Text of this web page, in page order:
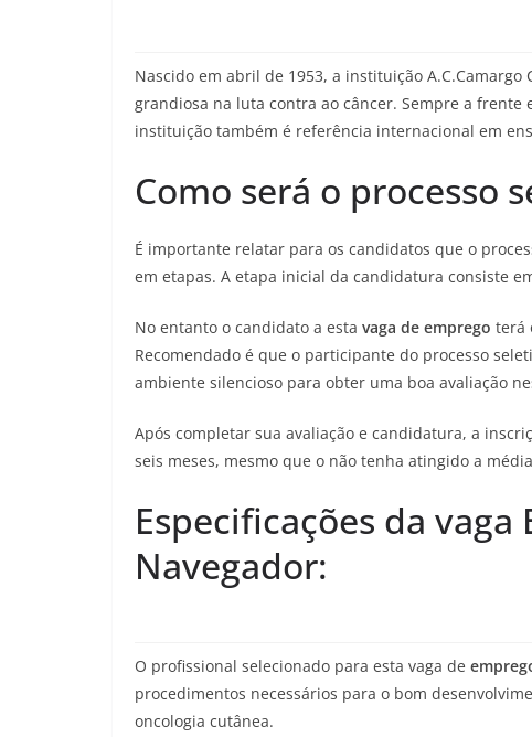
Nascido em abril de 1953, a instituição
grandiosa na luta contra ao câncer. Sempre a
instituição também é referência internacional em
Como será o processo
É importante relatar para os candidatos que o
em etapas. A etapa inicial da candidatura consiste
No entanto o candidato a esta vaga de emprego terá
Recomendado é que o participante do processo
ambiente silencioso para obter uma boa avaliação
Após completar sua avaliação e candidatura, a
seis meses, mesmo que o não tenha atingido a
Especificações da vaga
Navegador:
O profissional selecionado para esta vaga de
procedimentos necessários para o bom
oncologia cutânea.